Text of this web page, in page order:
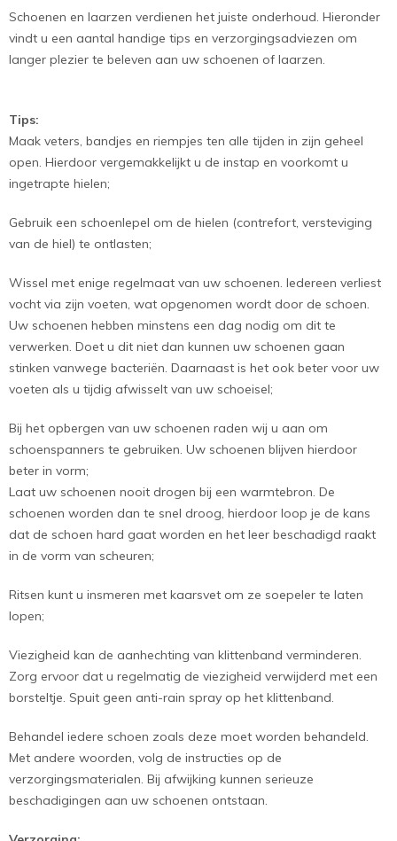
Schoenen en laarzen verdienen het juiste onderhoud. Hieronder
vindt u een aantal handige tips en verzorgingsadviezen om
langer plezier te beleven aan uw schoenen of laarzen.
Tips:
Maak veters, bandjes en riempjes ten alle tijden in zijn geheel
open. Hierdoor vergemakkelijkt u de instap en voorkomt u
ingetrapte hielen;
Gebruik een schoenlepel om de hielen (contrefort, versteviging
van de hiel) te ontlasten;
Wissel met enige regelmaat van uw schoenen. Iedereen verliest
vocht via zijn voeten, wat opgenomen wordt door de schoen.
Uw schoenen hebben minstens een dag nodig om dit te
verwerken. Doet u dit niet dan kunnen uw schoenen gaan
stinken vanwege bacteriën. Daarnaast is het ook beter voor uw
voeten als u tijdig afwisselt van uw schoeisel;
Bij het opbergen van uw schoenen raden wij u aan om
schoenspanners te gebruiken. Uw schoenen blijven hierdoor
beter in vorm;
Laat uw schoenen nooit drogen bij een warmtebron. De
schoenen worden dan te snel droog, hierdoor loop je de kans
dat de schoen hard gaat worden en het leer beschadigd raakt
in de vorm van scheuren;
Ritsen kunt u insmeren met kaarsvet om ze soepeler te laten
lopen;
Viezigheid kan de aanhechting van klittenband verminderen.
Zorg ervoor dat u regelmatig de viezigheid verwijderd met een
borsteltje. Spuit geen anti-rain spray op het klittenband.
Behandel iedere schoen zoals deze moet worden behandeld.
Met andere woorden, volg de instructies op de
verzorgingsmaterialen. Bij afwijking kunnen serieuze
beschadigingen aan uw schoenen ontstaan.